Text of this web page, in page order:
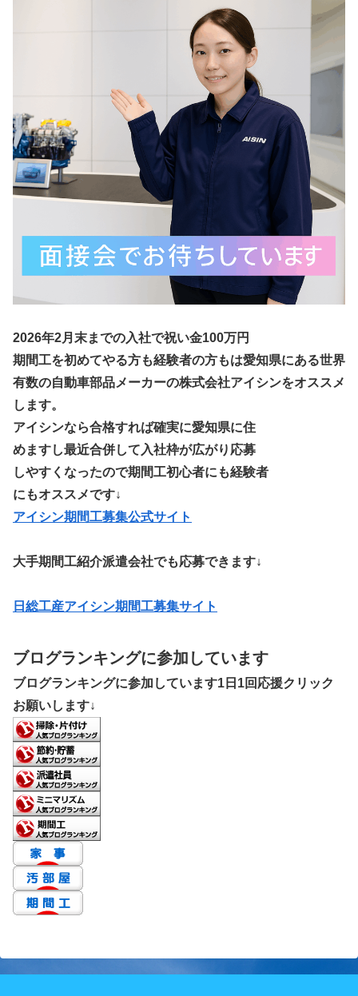
2026年2月末までの入社で祝い金100万円
期間工を初めてやる方も経験者の方もは愛知県にある世界
有数の自動車部品メーカーの株式会社アイシンをオススメ
します。
アイシンなら合格すれば確実に愛知県に住
めますし最近合併して入社枠が広がり応募
しやすくなったので期間工初心者にも経験者
にもオススメです↓
アイシン期間工募集公式サイト
大手期間工紹介派遣会社でも応募できます↓
日総工産アイシン期間工募集サイト
ブログランキングに参加しています
ブログランキングに参加しています1日1回応援クリック
お願いします↓